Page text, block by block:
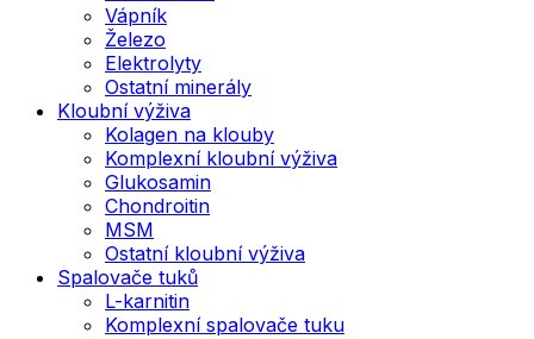
Vápník
Železo
Elektrolyty
Ostatní minerály
Kloubní výživa
Kolagen na klouby
Komplexní kloubní výživa
Glukosamin
Chondroitin
MSM
Ostatní kloubní výživa
Spalovače tuků
L-karnitin
Komplexní spalovače tuku